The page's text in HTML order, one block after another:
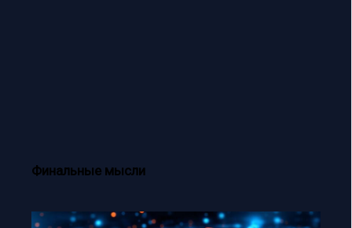
Финальные мысли